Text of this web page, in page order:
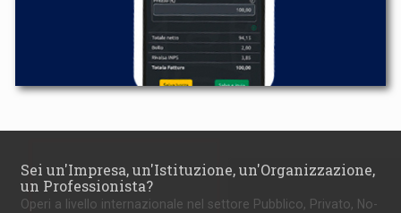
Sei un'Impresa, un'Istituzione, un'Organizzazione,
un Professionista?
Operi a livello internazionale nel settore Pubblico, Privato, No-